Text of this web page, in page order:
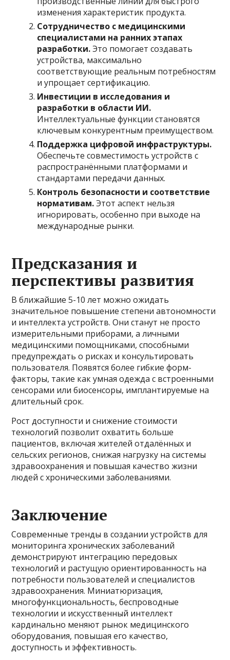
изменения характеристик продукта.
Сотрудничество с медицинскими
специалистами на ранних этапах
разработки.Это помогает создавать
устройства, максимально
соответствующие реальным потребностям
и упрощает сертификацию.
Инвестиции в исследования и
разработки в области ИИ.
Интеллектуальные функции становятся
ключевым конкурентным преимуществом.
Поддержка цифровой инфраструктуры.
Обеспечьте совместимость устройств с
распространёнными платформами и
стандартами передачи данных.
Контроль безопасности и соответствие
нормативам.Этот аспект нельзя
игнорировать, особенно при выходе на
международные рынки.
Предсказания и
перспективы развития
В ближайшие 5-10 лет можно ожидать
значительное повышение степени автономности
и интеллекта устройств. Они станут не просто
измерительными приборами, а личными
медицинскими помощниками, способными
предупреждать о рисках и консультировать
пользователя. Появятся более гибкие форм-
факторы, такие как умная одежда с встроенными
сенсорами или биосенсоры, имплантируемые на
длительный срок.
Рост доступности и снижение стоимости
технологий позволит охватить больше
пациентов, включая жителей отдалённых и
сельских регионов, снижая нагрузку на системы
здравоохранения и повышая качество жизни
людей с хроническими заболеваниями.
Заключение
Современные тренды в создании устройств для
мониторинга хронических заболеваний
демонстрируют интеграцию передовых
технологий и растущую ориентированность на
потребности пользователей и специалистов
здравоохранения. Миниатюризация,
многофункциональность, беспроводные
технологии и искусственный интеллект
кардинально меняют рынок медицинского
оборудования, повышая его качество,
доступность и эффективность.